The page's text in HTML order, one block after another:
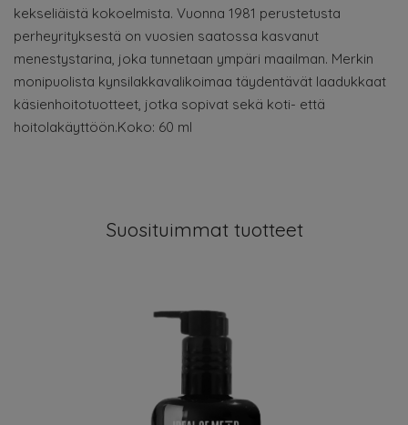
kekseliäistä kokoelmista. Vuonna 1981 perustetusta
perheyrityksestä on vuosien saatossa kasvanut
menestystarina, joka tunnetaan ympäri maailman. Merkin
monipuolista kynsilakkavalikoimaa täydentävät laadukkaat
käsienhoitotuotteet, jotka sopivat sekä koti- että
hoitolakäyttöön.Koko: 60 ml
Suosituimmat tuotteet